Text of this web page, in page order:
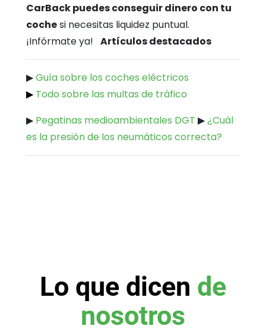
CarBack puedes conseguir dinero con tu
cochesi necesitas liquidez puntual.
¡Infórmate ya! Artículos destacados
▶Guía sobre los coches eléctricos
▶ Todo sobre las multas de tráfico
▶ Pegatinas medioambientales DGT ▶¿Cuál
es la presión de los neumáticos correcta?
Lo que dicen de
nosotros